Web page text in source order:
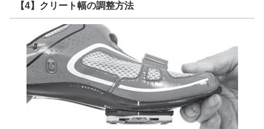
【4】クリート幅の調整方法